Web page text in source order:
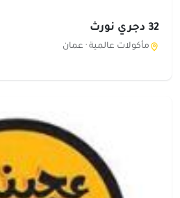
32 دجري نورث
مأكولات عالمية · عمان